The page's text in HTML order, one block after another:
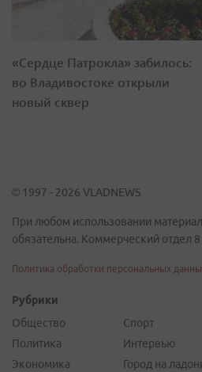
«Сердце Патрокла» забилось:
во Владивостоке открыли
новый сквер
© 1997 - 2026 VLADNEWS
При любом использовании
обязательна. Коммерческий отдел
Политика обработки персональных
Рубрики
Общество
Политика
Экономика
Спорт
Интервью
Город на